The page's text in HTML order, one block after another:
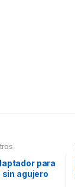
para
agujero